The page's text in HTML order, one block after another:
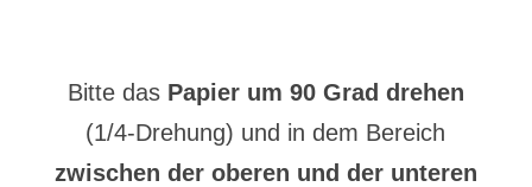
Bitte das Papier um 90 Grad drehen
(1/4-Drehung) und in dem Bereich
zwischen der oberen und der unteren